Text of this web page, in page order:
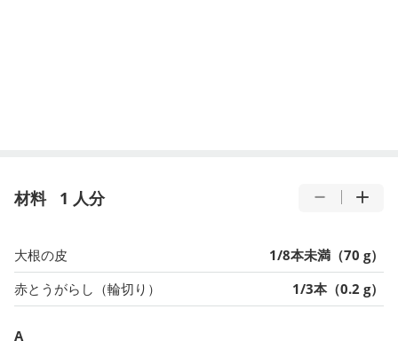
材料 1 人分
大根の皮
1/8本未満（70 g）
赤とうがらし（輪切り）
1/3本（0.2 g）
A